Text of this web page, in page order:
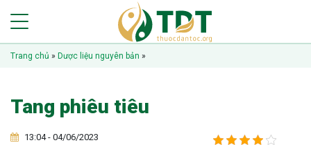
Trang chủ » Dược liệu nguyên bản »
Tang phiêu tiêu
13:04 - 04/06/2023